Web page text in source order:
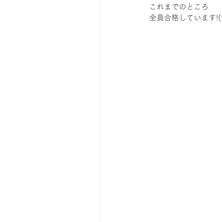
これまでのところ
全員合格しています